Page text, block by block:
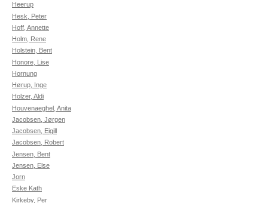
Heerup
Hesk, Peter
Hoff, Annette
Holm, Rene
Holstein, Bent
Honore, Lise
Hornung
Hørup, Inge
Holzer, Aldi
Houvenaeghel, Anita
Jacobsen, Jørgen
Jacobsen, Eigill
Jacobsen, Robert
Jensen, Bent
Jensen, Else
Jorn
Eske Kath
Kirkeby, Per